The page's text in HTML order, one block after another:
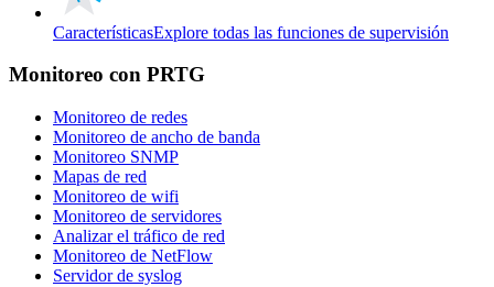
CaracterísticasExplore todas las funciones de supervisión
Monitoreo con PRTG
Monitoreo de redes
Monitoreo de ancho de banda
Monitoreo SNMP
Mapas de red
Monitoreo de wifi
Monitoreo de servidores
Analizar el tráfico de red
Monitoreo de NetFlow
Servidor de syslog